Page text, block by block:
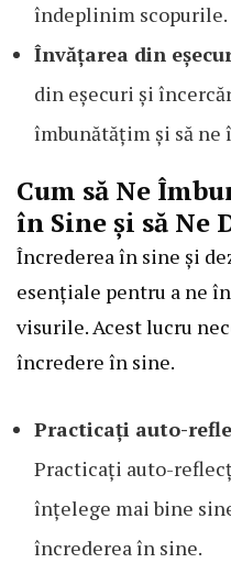
îndeplinim scopurile.
Învățarea din
din eșecuri și
îmbunătățim și să
Cum să Ne
în Sine și să Ne
Încrederea în sine și
esențiale pentru a ne
visurile. Acest lucru
încredere în sine.
Practicați auto-
Practicați auto-
înțelege mai bine
încrederea în sine.